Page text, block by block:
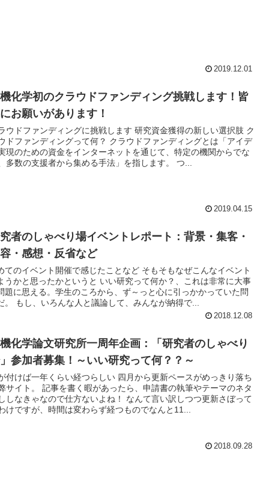
2019.12.01
化学初のクラウドファンディング挑戦します！皆
お願いがあります！
ウドファンディングに挑戦します 研究資金獲得の新しい選択肢 ク
ドファンディングって何？ クラウドファンディングとは「アイデ
現のための資金をインターネットを通じて、特定の機関からでな
多数の支援者から集める手法」を指します。 つ...
2019.04.15
者のしゃべり場イベントレポート：背景・集客・
・感想・反省など
てのイベント開催で感じたことなど そもそもなぜこんなイベント
うかと思ったかというと いい研究って何か？、これは非常に大事
題に思える。学生のころから、ず～っと心に引っかかっていた問
。 もし、いろんな人と議論して、みんなが納得で...
2018.12.08
化学論文研究所一周年企画：「研究者のしゃべり
参加者募集！～いい研究って何？？～
付けば一年くらい経つらしい 四月から更新ペースがめっきり落ち
サイト。 記事を書く暇があったら、申請書の執筆やテーマのネタ
しなきゃなので仕方ないよね！ なんて言い訳しつつ更新さぼって
けですが、時間は変わらず経つものでなんと11...
2018.09.28